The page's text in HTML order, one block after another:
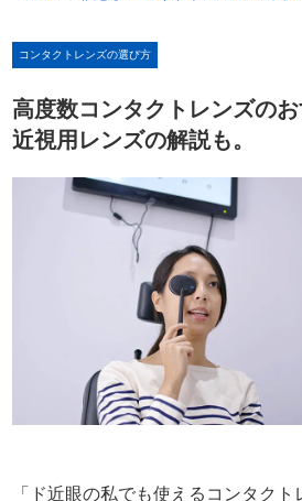
コンタクトレンズの選び方
高度数コンタクトレンズの
近視用レンズの解説も。
「ド近眼の私でも使えるコンタクト